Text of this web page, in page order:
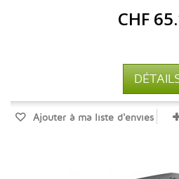
CHF
Ajouter à ma liste d'envies